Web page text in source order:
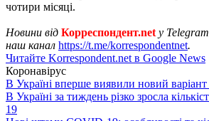
чотири місяці.
Новини від Корреспондент.net у
наш канал https://t.me/korrespondentnet.
Читайте Korrespondent.net в Google News
Коронавірус
В Україні вперше виявили новий
В Україні за тиждень різко зросла
19